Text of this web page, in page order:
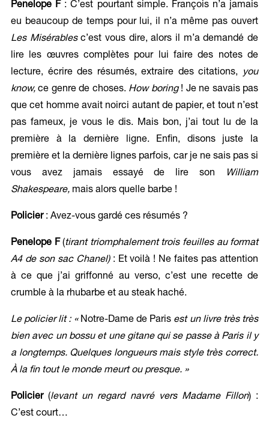
Penelope F : C’est pourtant simple. François n’a jamais
eu beaucoup de temps pour lui, il n’a même pas ouvert
Les Misérablesc’est vous dire, alors il m’a demandé de
lire les œuvres complètes pour lui faire des notes de
lecture, écrire des résumés, extraire des citations,
you
know,ce genre de choses. How boring ! Je ne savais pas
que cet homme avait noirci autant de papier, et tout n’est
pas fameux, je vous le dis. Mais bon, j’ai tout lu de la
première à la dernière ligne. Enfin, disons juste la
première et la dernière lignes parfois, car je ne sais pas si
vous avez jamais essayé de lire son
William
Shakespeare,mais alors quelle barbe !
Policier: Avez-vous gardé ces résumés ?
Penelope F(tirant triomphalement trois feuilles au format
A4 de son sac Chanel) : Et voilà ! Ne faites pas attention
à ce que j’ai griffonné au verso, c’est une recette de
crumble à la rhubarbe et au steak haché.
Le policier lit : « Notre-Dame de Paris est un livre très très
bien avec un bossu et une gitane qui se passe à Paris il y
a longtemps. Quelques longueurs mais style très correct.
À la fin tout le monde meurt ou presque. »
Policier(levant un regard navré vers Madame Fillon) :
C’est court…